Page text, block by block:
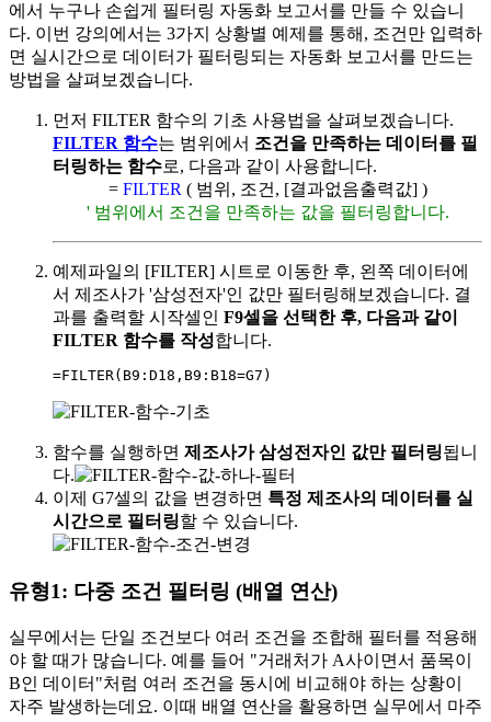
에서 누구나 손쉽게 필터링 자동화 보고서를 만들 수 있습니
다. 이번 강의에서는 3가지 상황별 예제를 통해, 조건만 입력하
면 실시간으로 데이터가 필터링되는 자동화 보고서를 만드는
방법을 살펴보겠습니다.
먼저 FILTER 함수의 기초 사용법을 살펴보겠습니다.
FILTER 함수는 범위에서 조건을 만족하는 데이터를 필
터링하는 함수로, 다음과 같이 사용합니다.
= FILTER( 범위, 조건, [결과없음출력값] )
' 범위에서 조건을 만족하는 값을 필터링합니다.
예제파일의 [FILTER] 시트로 이동한 후, 왼쪽 데이터에
서 제조사가 '삼성전자'인 값만 필터링해보겠습니다. 결
과를 출력할 시작셀인 F9셀을 선택한 후, 다음과 같이
FILTER 함수를 작성합니다.
=FILTER( B9:D18 , B9:B18=G7 )
함수를 실행하면 제조사가 삼성전자인 값만 필터링됩니
다.
이제 G7셀의 값을 변경하면 특정 제조사의 데이터를 실
시간으로 필터링할 수 있습니다.
유형1: 다중 조건 필터링 (배열 연산)
실무에서는 단일 조건보다 여러 조건을 조합해 필터를 적용해
야 할 때가 많습니다. 예를 들어 "거래처가 A사이면서 품목이
B인 데이터"처럼 여러 조건을 동시에 비교해야 하는 상황이
자주 발생하는데요. 이때 배열 연산을 활용하면 실무에서 마주